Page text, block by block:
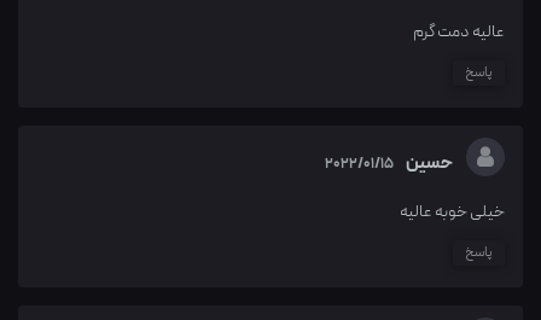
عالیه دمت گرم
پاسخ
حسین 2022/01/15
خیلی خوبه عالیه
پاسخ